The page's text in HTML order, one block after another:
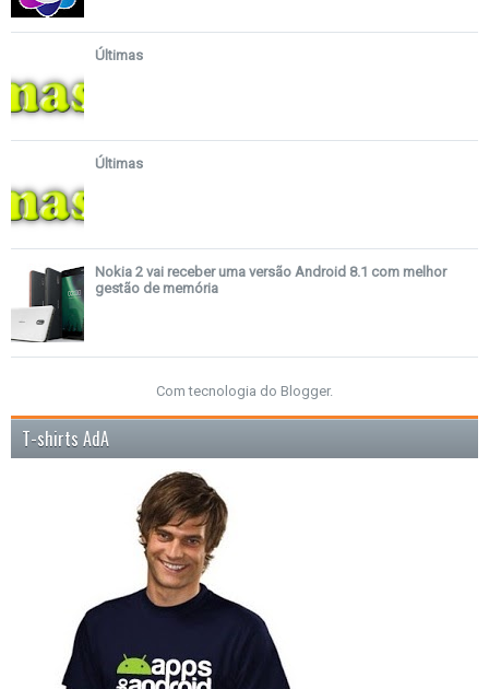
Últimas
Últimas
Nokia 2 vai receber uma versão Android 8.1 com melhor
gestão de memória
Com tecnologia do Blogger.
T-shirts AdA